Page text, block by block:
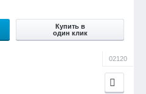
Купить в
один клик
02120